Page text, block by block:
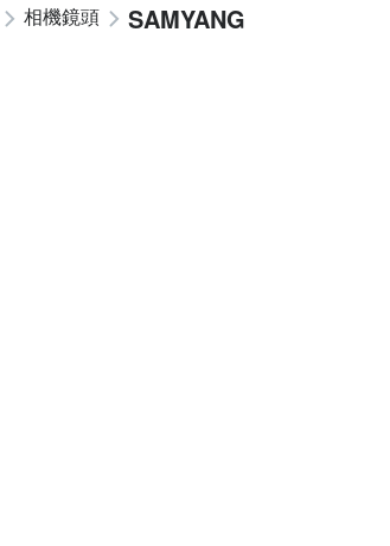
相機鏡頭 SAMYANG